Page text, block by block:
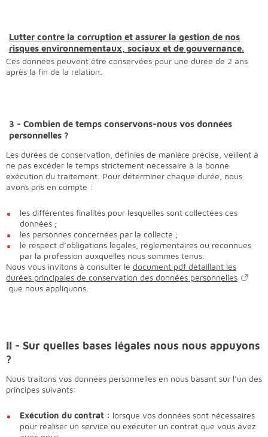
Lutter contre la corruption et assurer la gestion de nos
risques environnementaux, sociaux et de gouvernance.
Ces données peuvent être conservées pour une durée de 2 ans
après la fin de la relation.
3 - Combien de temps conservons-nous vos données
personnelles ?
Les durées de conservation, définies de manière précise, veillent à
ne pas excéder le temps strictement nécessaire à la bonne
exécution du traitement. Pour déterminer chaque durée, nous
avons pris en compte :
les différentes finalités pour lesquelles sont collectées ces
données ;
les personnes concernées par la collecte ;
le respect d’obligations légales, réglementaires ou reconnues
par la profession auxquelles nous sommes tenus.
Nous vous invitons à consulter le document pdf détaillant les
durées principales de conservation des données personnelles
que nous appliquons.
II - Sur quelles bases légales nous nous appuyons
?
Nous traitons vos données personnelles en nous basant sur l’un des
principes suivants:
Exécution du contrat : lorsque vos données sont nécessaires
pour réaliser un service ou exécuter un contrat que vous avez